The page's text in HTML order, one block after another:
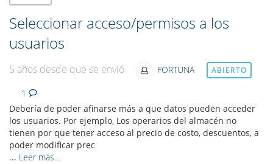
Seleccionar acceso/permisos a los
usuarios
5 años desde que se envió FORTUNA ABIERTO
1
Debería de poder afinarse más a que datos pueden acceder
los usuarios. Por ejemplo, Los operarios del almacén no
tienen por que tener acceso al precio de costo, descuentos, a
poder modificar prec
... Leer más...